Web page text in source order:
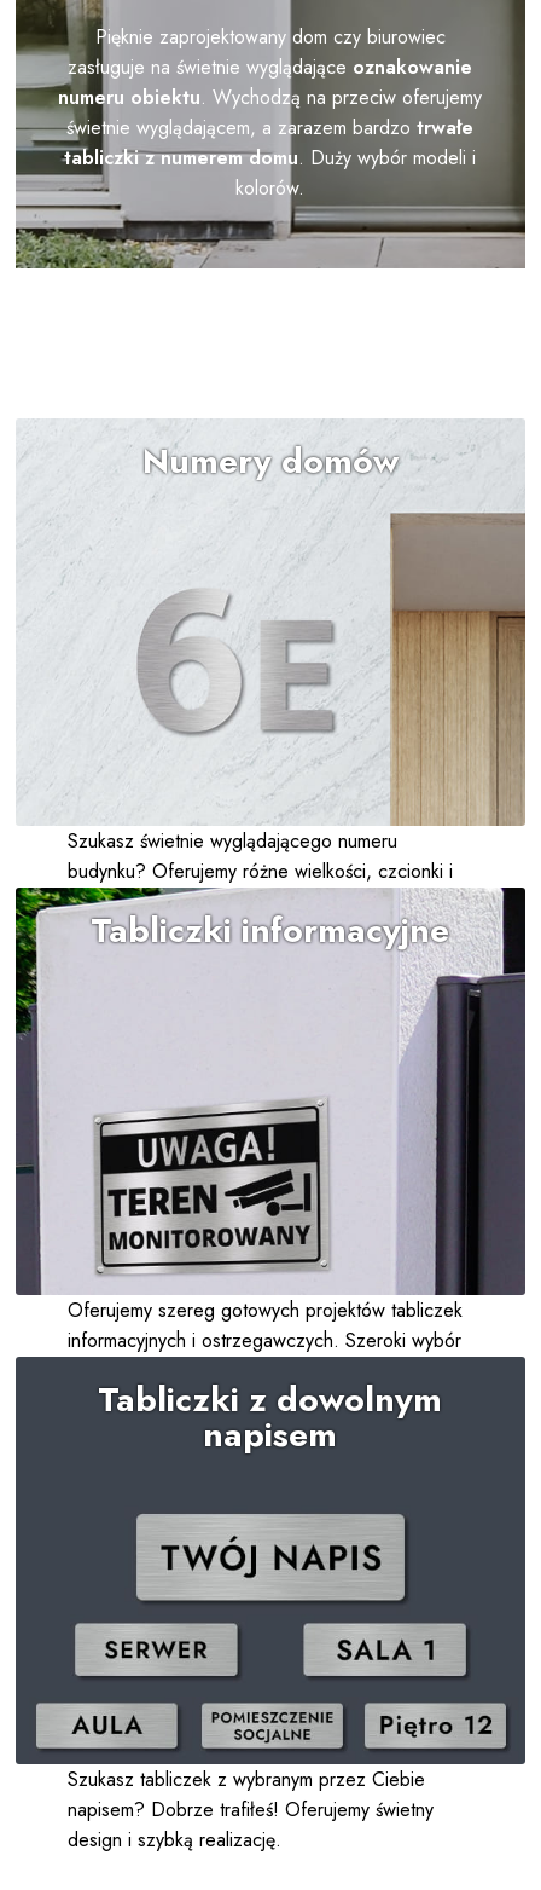
Pięknie zaprojektowany dom czy biurowiec
zasługuje na świetnie wyglądające oznakowanie
numeru obiektu. Wychodzą na przeciw oferujemy
świetnie wyglądającem, a zarazem bardzotrwałe
tabliczki z numerem domu. Duży wybór modeli i
kolorów.
Numery domów
Szukasz świetnie wyglądającego numeru
budynku? Oferujemy różne wielkości, czcionki i
kolory.
Tabliczki informacyjne
Oferujemy szereg gotowych projektów tabliczek
informacyjnych i ostrzegawczych. Szeroki wybór
Tabliczki z dowolnym
napisem
Szukasz tabliczek z wybranym przez Ciebie
napisem? Dobrze trafiłeś! Oferujemy świetny
design i szybką realizację.